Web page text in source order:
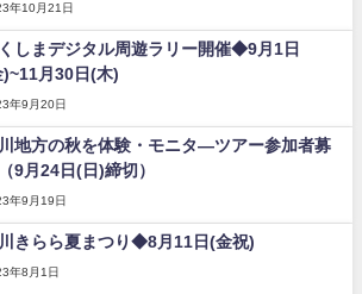
年10月21日
しまデジタル周遊ラリー開催◆9月1日
)~11月30日(木)
年9月20日
地方の秋を体験・モニタ―ツアー参加者募
9月24日(日)締切）
年9月19日
きらら夏まつり◆8月11日(金祝)
年8月1日